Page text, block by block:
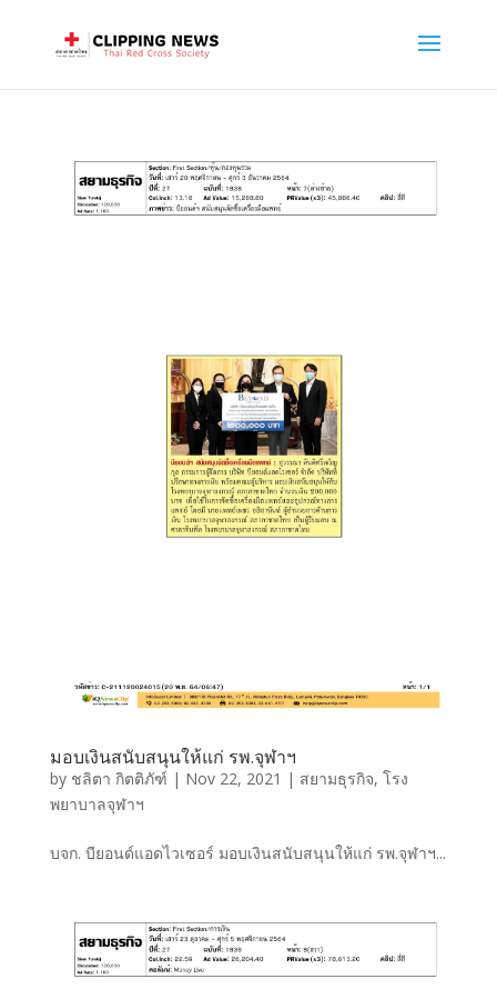
มอบเงินสนับสนุนให้แก่ รพ.จุฬาฯ
by ชลิตา กิตติภัฑ์ | Nov 22, 2021 | สยามธุรกิจ, โรง
พยาบาลจุฬาฯ
บจก. บียอนด์แอดไวเซอร์ มอบเงินสนับสนุนให้แก่ รพ.จุฬาฯ...